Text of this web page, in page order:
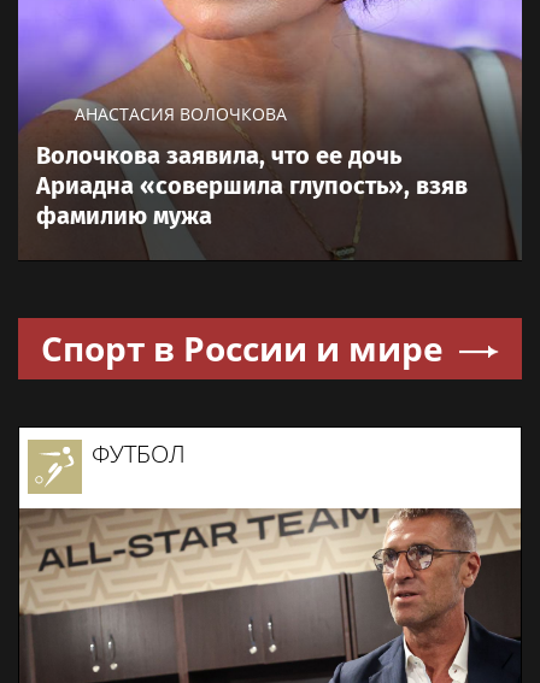
АНАСТАСИЯ ВОЛОЧКОВА
Волочкова заявила, что ее дочь
Ариадна «совершила глупость», взяв
фамилию мужа
Спорт в России и мире
ФУТБОЛ